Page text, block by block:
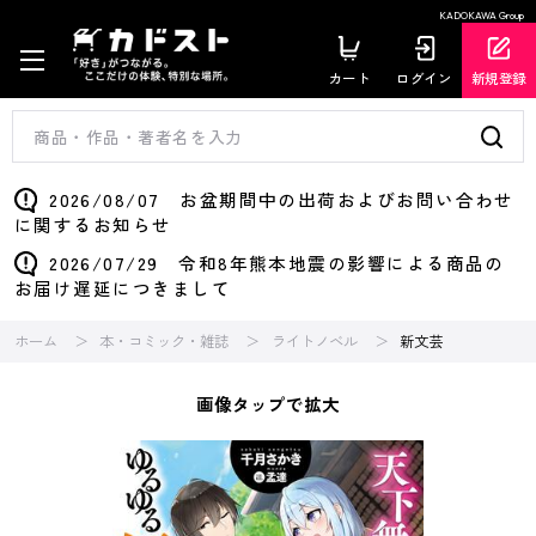
KADOKAWA Group
カート ログイン 新規登録
2026/08/07 お盆期間中の出荷およびお問い合わせ
に関するお知らせ
2026/07/29 令和8年熊本地震の影響による商品の
お届け遅延につきまして
ホーム 本・コミック・雑誌 ライトノベル 新文芸
画像タップで拡大